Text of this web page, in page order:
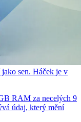
sen. Háček je v
RAM za necelých 9
údaj, který mění